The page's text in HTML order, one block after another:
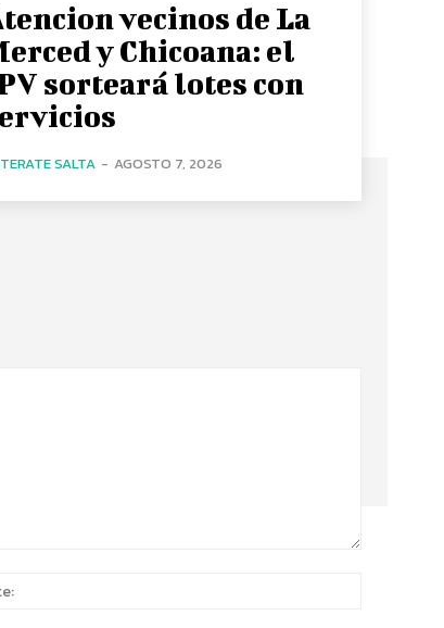
vecinos de La
y Chicoana: el
sorteará lotes con
SALTA - AGOSTO 7, 2026